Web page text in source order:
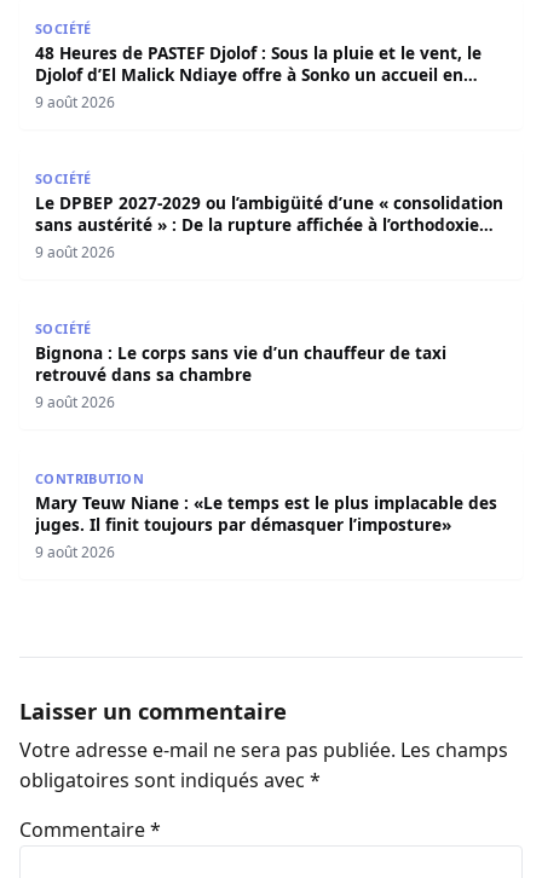
SOCIÉTÉ
48 Heures de PASTEF Djolof : Sous la pluie et le vent, le
Djolof d’El Malick Ndiaye offre à Sonko un accueil en
apothéose
9 août 2026
SOCIÉTÉ
Le DPBEP 2027-2029 ou l’ambigüité d’une « consolidation
sans austérité » : De la rupture affichée à l’orthodoxie
budgétaire, une analyse critique de la trajectoire
9 août 2026
SOCIÉTÉ
Bignona : Le corps sans vie d’un chauffeur de taxi
retrouvé dans sa chambre
9 août 2026
CONTRIBUTION
Mary Teuw Niane : «Le temps est le plus implacable des
juges. Il finit toujours par démasquer l’imposture»
9 août 2026
Laisser un commentaire
Votre adresse e-mail ne sera pas publiée. Les champs
obligatoires sont indiqués avec *
Commentaire*